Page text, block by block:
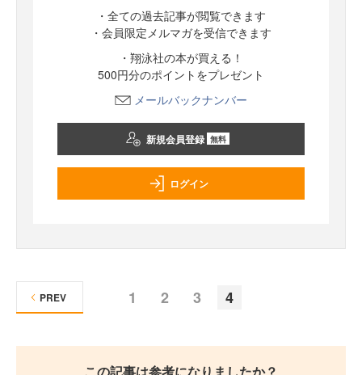
・全ての過去記事が閲覧できます
・会員限定メルマガを受信できます
・翔泳社の本が買える！
500円分のポイントをプレゼント
メールバックナンバー
新規会員登録 無料
ログイン
1 2 3 4
PREV